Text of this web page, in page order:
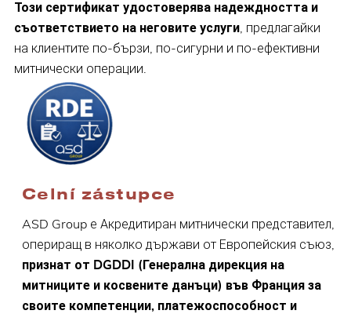
Този сертификат удостоверява надеждността и
съответствието на неговите услуги, предлагайки
на клиентите по-бързи, по-сигурни и по-ефективни
митнически операции.
Celní zástupce
ASD Group е Акредитиран митнически представител,
опериращ в няколко държави от Европейския съюз,
признат от DGDDI (Генерална дирекция на
митниците и косвените данъци) във Франция за
своите компетенции, платежоспособност и